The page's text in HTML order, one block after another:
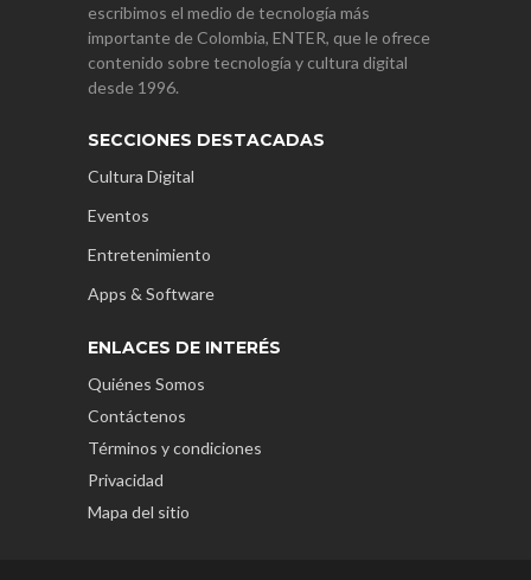
escribimos el medio de tecnología más
importante de Colombia, ENTER, que le ofrece
contenido sobre tecnología y cultura digital
desde 1996.
SECCIONES DESTACADAS
Cultura Digital
Eventos
Entretenimiento
Apps & Software
ENLACES DE INTERÉS
Quiénes Somos
Contáctenos
Términos y condiciones
Privacidad
Mapa del sitio